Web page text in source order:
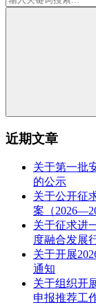
近期文章
关于第一批
的公示
关于公开征
案（
关于征求进
度融合发展
关于开展
通知
关于组织开
申报推荐工